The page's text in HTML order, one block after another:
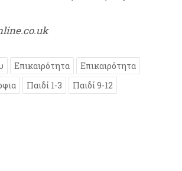
Επικαιρότητα
Επικαιρότητα
Παιδί 1-3 Παιδί 9-12